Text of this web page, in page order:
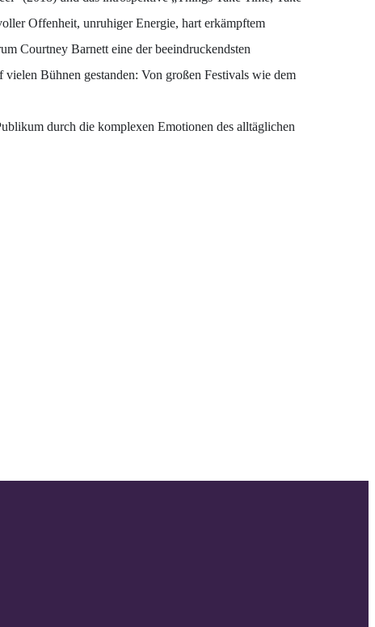
Offenheit, unruhiger Energie, hart erkämpftem
Courtney Barnett eine der beeindruckendsten
Bühnen gestanden: Von großen Festivals wie dem
durch die komplexen Emotionen des alltäglichen